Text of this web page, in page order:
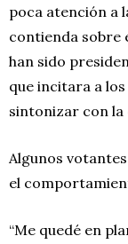
poca atención a
contienda sobre
han sido
que incitara a
sintonizar con la
Algunos
el
“Me quedé en